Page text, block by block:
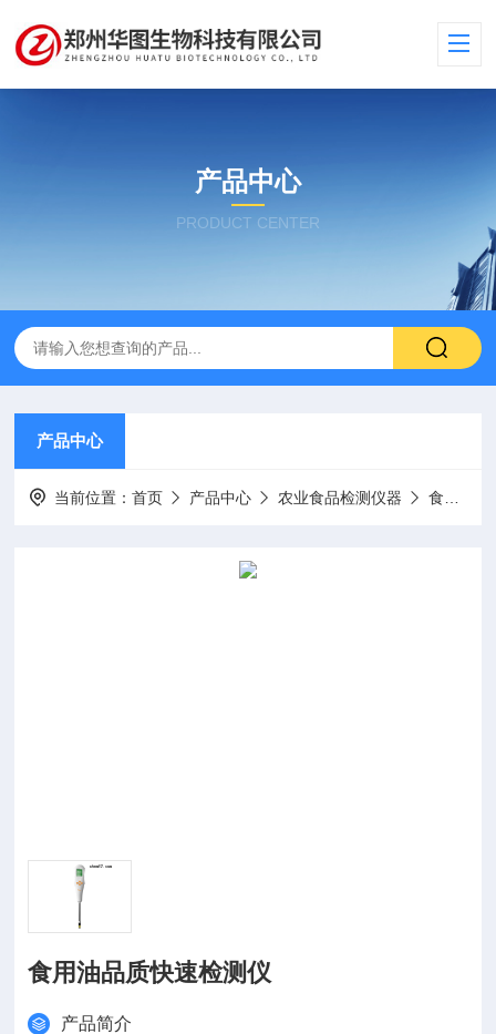
产品中心
PRODUCT CENTER
产品中心
当前位置：首页 产品中心 农业食品检测仪器 食品检测仪
食用油品质快速检测仪
产品简介